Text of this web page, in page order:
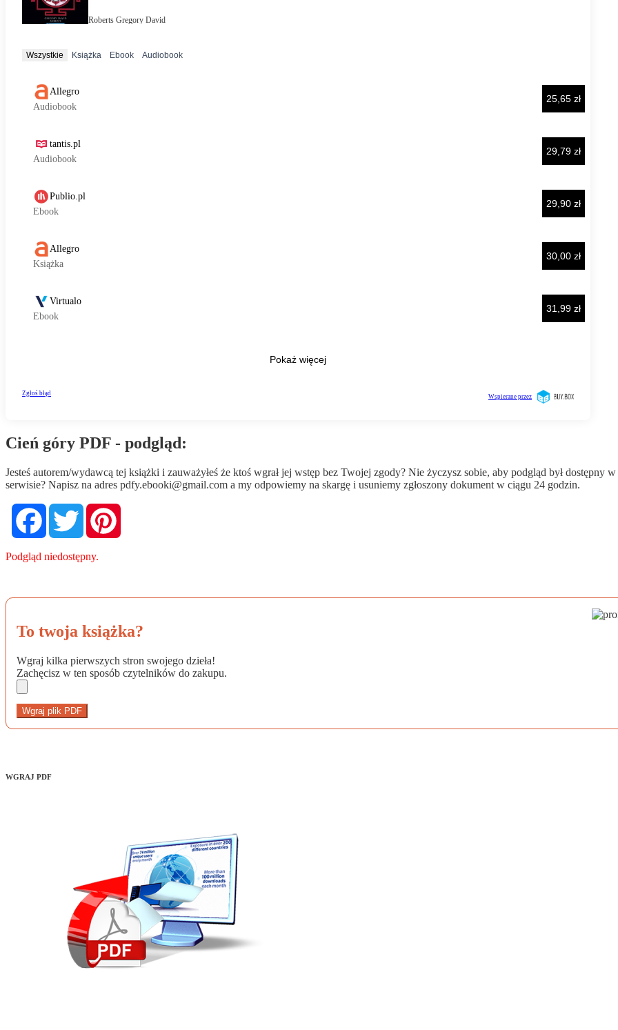
Cień góry PDF - podgląd:
Jesteś autorem/wydawcą tej książki i zauważyłeś że ktoś wgrał jej wstęp bez Twojej zgody? Nie życzysz sobie, aby podgląd był dostępny
serwisie? Napisz na adres pdfy.ebooki@gmail.com a my odpowiemy na skargę i usuniemy zgłoszony dokument w ciągu 24 godzin.
FacebookTwitter
Podgląd niedostępny.
To twoja książka?
Wgraj kilka pierwszych stron swojego dzieła!
Zachęcisz w ten sposób czytelników do zakupu.
Wgraj plik PDF
WGRAJ PDF